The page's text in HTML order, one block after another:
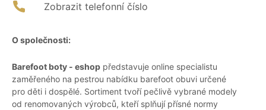
Zobrazit telefonní číslo
O společnosti:
Barefoot boty - eshop představuje online specialistu
zaměřeného na pestrou nabídku barefoot obuvi určené
pro děti i dospělé. Sortiment tvoří pečlivě vybrané modely
od renomovaných výrobců, kteří splňují přísné normy